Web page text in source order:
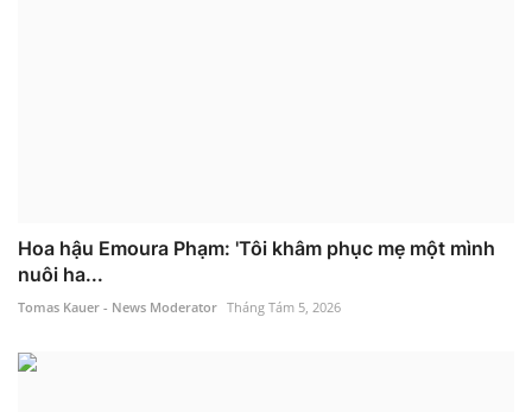
Hoa hậu Emoura Phạm: 'Tôi khâm phục mẹ một mình
nuôi ha...
Tomas Kauer - News Moderator Tháng Tám 5, 2026